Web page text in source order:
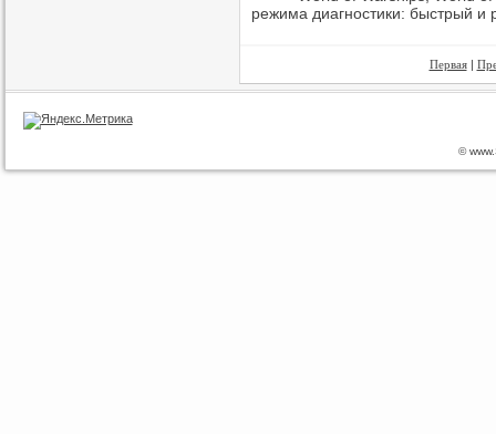
режима диагностики: быстрый и
Первая|
©